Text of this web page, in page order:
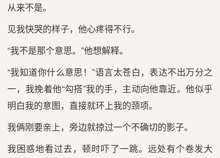
从来不是。
见我快哭的样子，他心疼得不行。
“我不是那个意思。”他想解释。
“我知道你什么意思！”语言太苍白，表达不出万分之
一，我挽着他“勾搭”我的手，主动向他靠近。他似乎
明白我的意图，直接就环上我的颈项。
我俩刚要亲上，旁边就掠过一个不确切的影子。
我困惑地看过去，顿时吓了一跳。远处有个卷发大